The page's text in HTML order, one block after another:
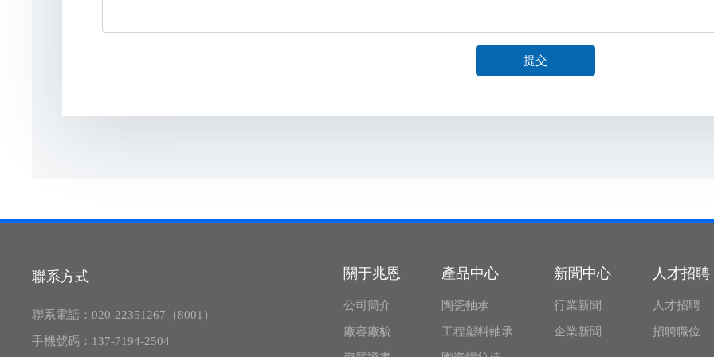
提交
聯系方式
聯系電話：020-22351267（8001）
手機號碼： 137-7194-2504
關于兆恩
公司簡介
廠容廠貌
產品中心
陶瓷軸承
工程塑料軸承
新聞中心
行業新聞
企業新聞
人才招聘
人才招聘
招聘職位